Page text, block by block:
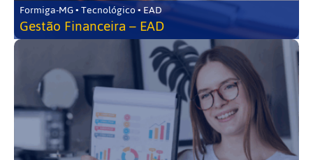
Formiga-MG • Tecnológico • EAD
Gestão Financeira – EAD